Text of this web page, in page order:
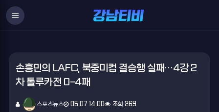
menu
손흥민의 LAFC, 북중미컵 결승행 실패…4강 2
차 톨루카전 0-4패
스포츠뉴스 05.07 14:00 조회 269